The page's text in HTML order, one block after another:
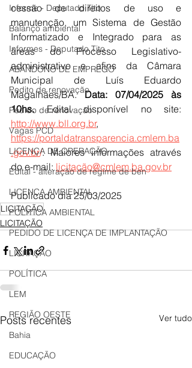
Informe - Deputado Tito
Balanço ambiental
Informes - Deputado Tito
ABANDONO DE EMPREGO
Pedito de renovação
Pedido de renovação
Vagas PCD
LICENÇA DE OPERAÇÃO
Edital - alteração de regime de ben
LICENÇA AMBIENTAL
POLÍTICA AMBIENTAL
PEDIDO DE LICENÇA DE IMPLANTAÇÃO
LICITAÇÃO
POLÍTICA
LEM
REGIÃO OESTE
Bahia
EDUCAÇÃO
cessão de direitos de uso e
manutenção, um Sistema de Gestão
Informatizado e Integrado para as
áreas do Processo Legislativo-
administrativo e afins da Câmara
Municipal de Luís Eduardo
Magalhães/BA. Data: 07/04/2025 às
10hs.
http://www.bll.org.br
https://portaldatransparencia.cmlem.ba
.gov.br/. Maiores informações através
do e-mail: licitação@cmlem.ba.gov.br
Publicado dia 25/03/2025
LICITAÇÃO
LICITAÇÃO
Posts recentes Ver tudo